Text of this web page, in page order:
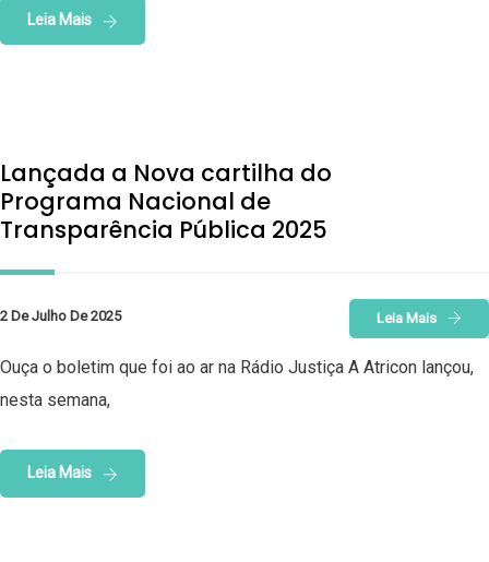
Leia Mais
Lançada a Nova cartilha do
Programa Nacional de
Transparência Pública 2025
2 De Julho De 2025 Leia Mais
Ouça o boletim que foi ao ar na Rádio Justiça A Atricon lançou,
nesta semana,
Leia Mais